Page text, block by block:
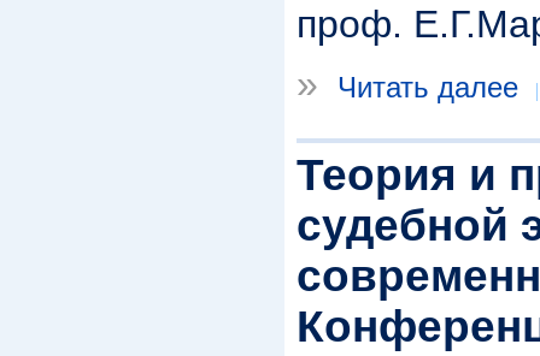
проф.
»
Читать далее
Теория и
судебной